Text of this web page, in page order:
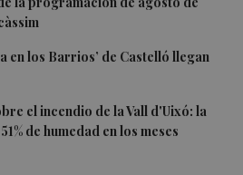
en los Barrios’ de Castelló llegan
el incendio de la Vall d'Uixó: la
de humedad en los meses